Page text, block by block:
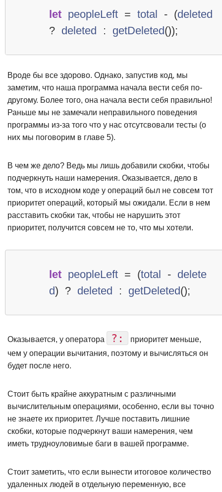
let peopleLeft = total - (deleted
? deleted : getDeleted());
Вроде бы все здорово. Однако, запустив код, мы
заметим, что наша программа начала вести себя по-
другому. Более того, она начала вести себя правильно!
Раньше мы не замечали неправильного поведения
программы из-за того что у нас отсутсвовали тесты (о
них мы поговорим в главе 5).
В чем же дело? Ведь мы лишь добавили скобки, чтобы
подчеркнуть наши намерения. Оказывается, дело в
том, что в исходном коде у операций был не совсем тот
приоритет операций, который мы ожидали. Если в нем
расставить скобки так, чтобы не нарушить этот
приоритет, получится совсем не то, что мы хотели.
let peopleLeft = (total - delete
d) ? deleted : getDeleted();
Оказывается, у оператора ?:
приоритет меньше,
чем у операции вычитания, поэтому и вычисляться он
будет после него.
Стоит быть крайне аккуратным с различными
вычислительным операциями, особенно, если вы точно
не знаете их приоритет. Лучше поставить лишние
скобки, которые подчеркнут ваши намерения, чем
иметь трудноуловимые баги в вашей программе.
Стоит заметить, что если вынести итоговое количество
удаленных людей в отдельную переменную, все